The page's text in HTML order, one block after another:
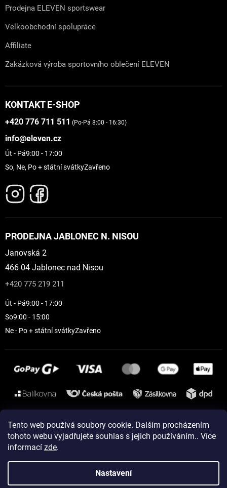
Tento web používá soubory cookie. Dalším procházením
tohoto webu vyjadřujete souhlas s jejich používáním.. Více
informací zde.
Nastavení
Prodejna ELEVEN sportswear
Velkoobchodní spolupráce
Affiliate
Zakázková výroba sportovního oblečení ELEVEN
KONTAKT E-SHOP
+420 776 711 511 (Po-Pá 8:00 - 16:30)
info@eleven.cz
Út - Pá9:00 - 17:00
So, Ne, Po + státní svátkyZavřeno
PRODEJNA JABLONEC N. NISOU
Janovská 2
466 04 Jablonec nad Nisou
+420 775 219 211
Út - Pá9:00 - 17:00
So9:00 - 15:00
Ne - Po + státní svátkyZavřeno
Instagram
Vytvořil Shoptet